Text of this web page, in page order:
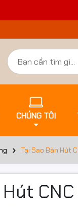
CHÚNG TÔI
Tại Sao Bàn Hút
Hút